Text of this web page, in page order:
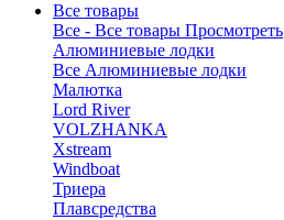
Все товары
Все - Все товары Просмотреть
Алюминиевые лодки
Все Алюминиевые лодки
Малютка
Lord River
VOLZHANKA
Xstream
Windboat
Триера
Плавсредства